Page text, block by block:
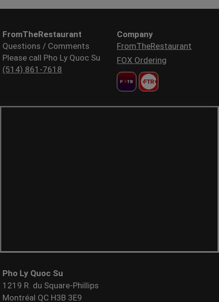
FromTheRestaurant
Questions / Comments
Please call Pho Ly Quoc Su
(514) 861-7618
Company
FromTheRestaurant
FOX Ordering
Pho Ly Quoc Su
1219 R. du Square-Phillips
Montréal QC H3B 3E9